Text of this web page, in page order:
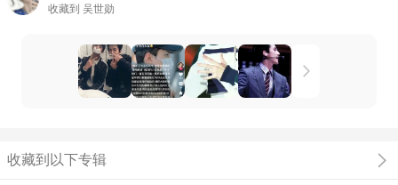
收藏到 吴世勋
收藏到以下专辑